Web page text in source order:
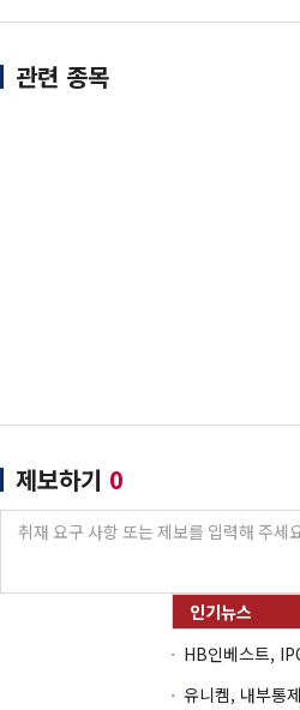
관련 종목
제보하기 0
유니켐, 내부통